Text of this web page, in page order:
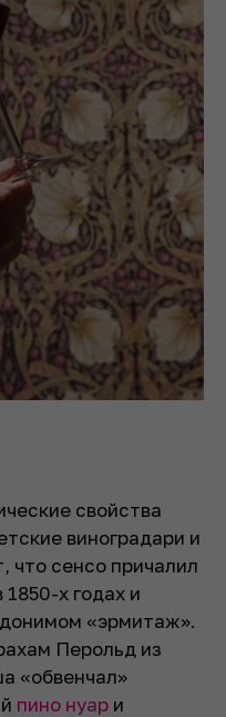
свойства
виноградари и
что сенсо причалил
х годах и
«эрмитаж».
Перольд из
«обвенчал»
пино нуар и